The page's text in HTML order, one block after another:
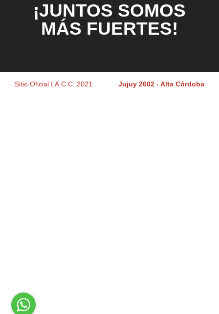
¡JUNTOS SOMOS
MÁS FUERTES!
Sitio Oficial I.A.C.C. 2021 Jujuy 2602 - Alta Córdoba